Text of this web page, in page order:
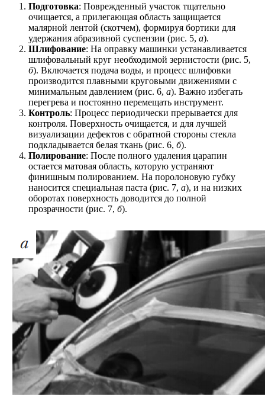
Подготовка: Поврежденный участок тщательно
очищается, а прилегающая область защищается
малярной лентой (скотчем), формируя бортики для
удержания абразивной суспензии (рис. 5, а).
Шлифование: На оправку машинки устанавливается
шлифовальный круг необходимой зернистости (рис. 5,
б). Включается подача воды, и процесс шлифовки
производится плавными круговыми движениями с
минимальным давлением (рис. 6, а). Важно избегать
перегрева и постоянно перемещать инструмент.
Контроль: Процесс периодически прерывается для
контроля. Поверхность очищается, и для лучшей
визуализации дефектов с обратной стороны стекла
подкладывается белая ткань (рис. 6, б).
Полирование: После полного удаления царапин
остается матовая область, которую устраняют
финишным полированием. На поролоновую губку
наносится специальная паста (рис. 7, а), и на низких
оборотах поверхность доводится до полной
прозрачности (рис. 7, б).